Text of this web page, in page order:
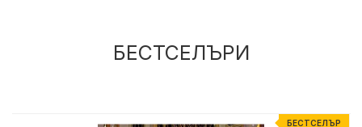
БЕСТСЕЛЪРИ
БЕСТСЕЛЪР